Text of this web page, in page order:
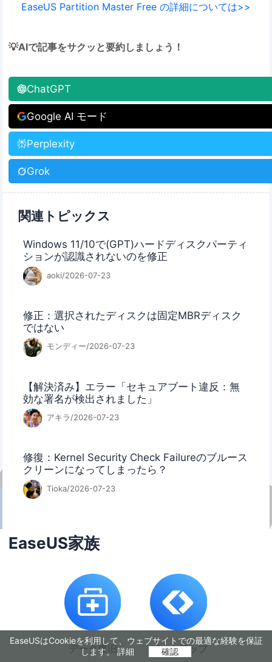
EaseUSはCookieを利用して、ウェブサイトでの最適な経験を保証
します。 詳細 確認
EaseUS Partition Master Free の詳細については>>
💡AIで記事をサクッと要約しましょう！
ChatGPT
Google AI モード
Perplexity
Grok
関連トピックス
Windows 11/10で(GPT)ハードディスクパーティ
ションが認識されないのを修正
aoki/2026-07-23
修正：選択されたディスクは固定MBRディスク
ではない
モンディー/2026-07-23
【解決済み】エラー「セキュアブート違反：無
効な署名が検出されました」
アキラ/2026-07-23
修復：Kernel Security Check Failureのブルース
クリーンになってしまったら？
Tioka/2026-07-23
EaseUS家族
データ復旧 バックアップ